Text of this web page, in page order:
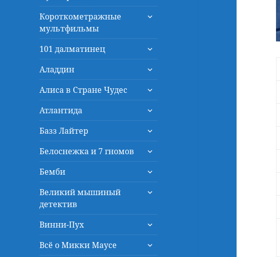
Короткометражные
мультфильмы
раскрыть
101 далматинец
раскрыть
меню
Аладдин
раскрыть
меню
Алиса в Стране Чудес
раскрыть
меню
Атлантида
раскрыть
меню
Базз Лайтер
раскрыть
меню
Белоснежка и 7 гномов
раскрыть
меню
Бемби
раскрыть
меню
Великий мышиный
детектив
раскрыть
Винни-Пух
раскрыть
меню
Всё о Микки Маусе
раскрыть